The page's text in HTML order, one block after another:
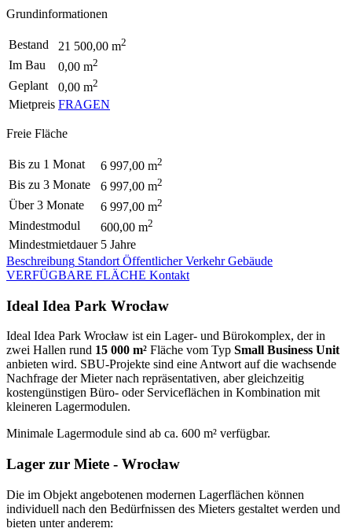
Grundinformationen
Bestand 21 500,00 m2
Im Bau 0,00 m2
Geplant 0,00 m2
Mietpreis FRAGEN
Freie Fläche
Bis zu 1 Monat 6 997,00 m2
Bis zu 3 Monate 6 997,00 m2
Über 3 Monate 6 997,00 m2
Mindestmodul 600,00 m2
Mindestmietdauer 5 Jahre
Beschreibung Standort Öffentlicher Verkehr Gebäude
VERFÜGBARE FLÄCHE Kontakt
Ideal Idea Park Wrocław
Ideal Idea Park Wrocław ist ein Lager- und Bürokomplex, der in
zwei Hallen rund 15 000 m² Fläche vom Typ Small Business Unit
anbieten wird. SBU-Projekte sind eine Antwort auf die wachsende
Nachfrage der Mieter nach repräsentativen, aber gleichzeitig
kostengünstigen Büro- oder Serviceflächen in Kombination mit
kleineren Lagermodulen.
Minimale Lagermodule sind ab ca. 600 m² verfügbar.
Lager zur Miete - Wrocław
Die im Objekt angebotenen modernen Lagerflächen können
individuell nach den Bedürfnissen des Mieters gestaltet werden und
bieten unter anderem: